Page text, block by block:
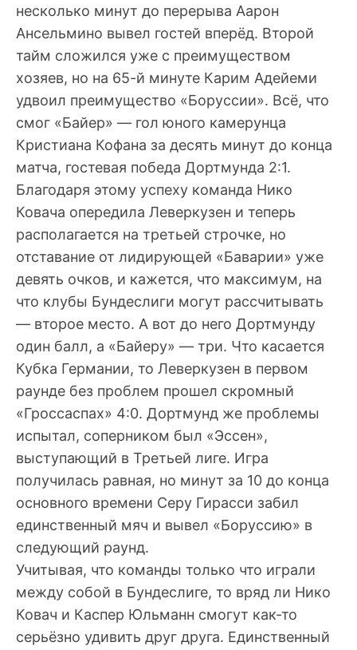
несколько минут до перерыва Аарон
Ансельмино вывел гостей вперёд. Второй
тайм сложился уже с преимуществом
хозяев, но на 65-й минуте Карим Адейеми
удвоил преимущество «Боруссии». Всё, что
смог «Байер» — гол юного камерунца
Кристиана Кофана за десять минут до конца
матча, гостевая победа Дортмунда 2:1.
Благодаря этому успеху команда Нико
Ковача опередила Леверкузен и теперь
располагается на третьей строчке, но
отставание от лидирующей «Баварии» уже
девять очков, и кажется, что максимум, на
что клубы Бундеслиги могут рассчитывать
— второе место. А вот до него Дортмунду
один балл, а «Байеру» — три. Что касается
Кубка Германии, то Леверкузен в первом
раунде без проблем прошел скромный
«Гроссаспах» 4:0. Дортмунд же проблемы
испытал, соперником был «Эссен»,
выступающий в Третьей лиге. Игра
получилась равная, но минут за 10 до конца
основного времени Серу Гирасси забил
единственный мяч и вывел «Боруссию» в
следующий раунд.
Учитывая, что команды только что играли
между собой в Бундеслиге, то вряд ли Нико
Ковач и Каспер Юльманн смогут как-то
серьёзно удивить друг друга. Единственный